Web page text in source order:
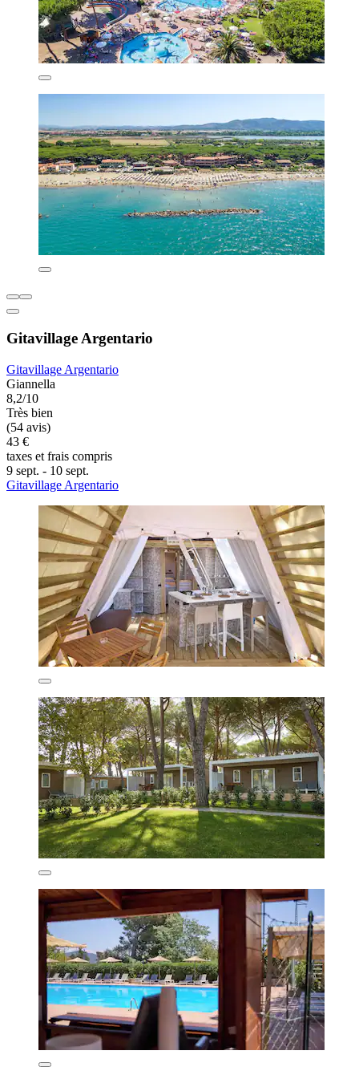
Gitavillage Argentario
Gitavillage Argentario
Giannella
8,2/10
Très bien
(54 avis)
43 €
taxes et frais compris
9 sept. - 10 sept.
Gitavillage Argentario